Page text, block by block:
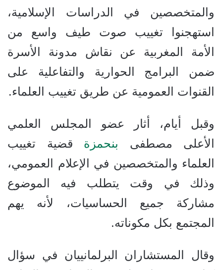
والمتخصصين في الدراسات الإسلامية،
استهجنوا تغييب صوت طيف واسع من
الأمة المغربية عن نقاش مدونة الأسرة
ضمن البرامج الحوارية والتفاعلية على
القنوات العمومية عن طريق تغييب العلماء.
وقبل أيام، أثار عضو المجلس العلمي
الأعلى مصطفى بنحمزة قضية تغييب
العلماء والمتخصصين في الإعلام العمومي،
وذلك في وقت يتطلب فيه الموضوع
مشاركة جميع الحساسيات، لأنه يهم
المجتمع بكل مكوناته.
وقال المستشاران البرلمانييان في سؤال